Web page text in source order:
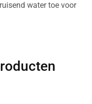
water toe voor